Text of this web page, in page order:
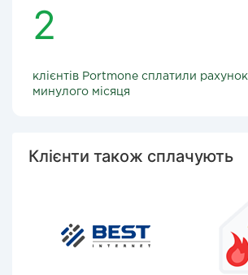
2
клієнтів Portmone сплатили рахунок
минулого місяця
Клієнти також сплачують